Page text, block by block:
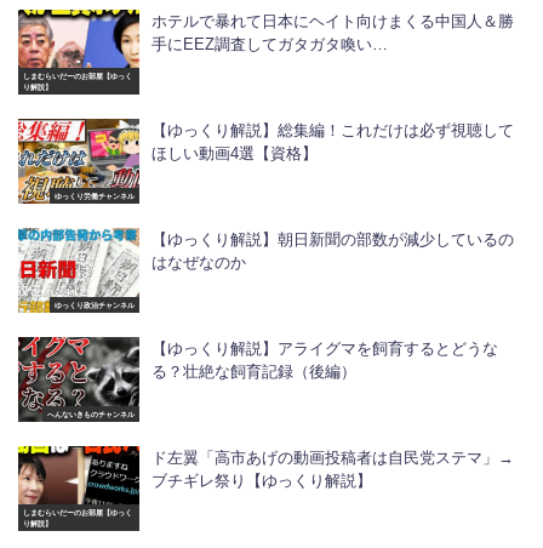
しまむらいだーのお部屋【ゆっく
り解説】
ホテルで暴れて日本にヘイト向けまくる中国人＆勝
手にEEZ調査してガタガタ喚い…
ゆっくり労働チャンネル
【ゆっくり解説】総集編！これだけは必ず視聴して
ほしい動画4選【資格】
ゆっくり政治チャンネル
【ゆっくり解説】朝日新聞の部数が減少しているの
はなぜなのか
へんないきものチャンネル
【ゆっくり解説】アライグマを飼育するとどうな
る？壮絶な飼育記録（後編）
しまむらいだーのお部屋【ゆっく
り解説】
ド左翼「高市あげの動画投稿者は自民党ステマ」→
ブチギレ祭り【ゆっくり解説】